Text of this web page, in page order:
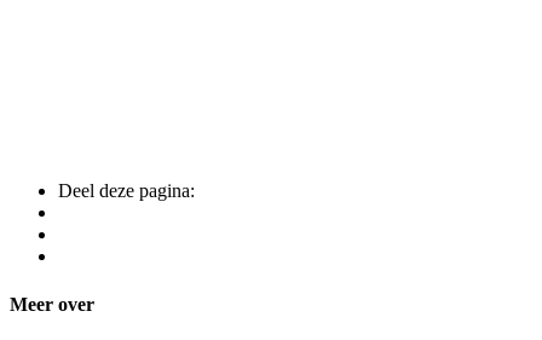
Deel deze pagina:
Meer over